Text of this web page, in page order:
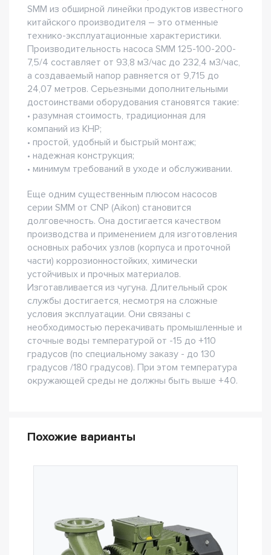
SMM из обширной линейки продуктов известного
китайского производителя – это отменные
технико-эксплуатационные характеристики.
Производительность насоса SMM 125-100-200-
7,5/4 составляет от 93,8 м3/час до 232,4 м3/час,
а создаваемый напор равняется от 9,715 до
24,07 метров. Серьезными дополнительными
достоинствами оборудования становятся такие:
• разумная стоимость, традиционная для
компаний из КНР;
• простой, удобный и быстрый монтаж;
• надежная конструкция;
• минимум требований в уходе и обслуживании.
Еще одним существенным плюсом насосов
серии SMM от CNP (Aikon) становится
долговечность. Она достигается качеством
производства и применением для изготовления
основных рабочих узлов (корпуса и проточной
части) коррозионностойких, химически
устойчивых и прочных материалов.
Изготавливается из чугуна. Длительный срок
службы достигается, несмотря на сложные
условия эксплуатации. Они связаны с
необходимостью перекачивать промышленные и
сточные воды температурой от -15 до +110
градусов (по специальному заказу - до 130
градусов /180 градусов). При этом температура
окружающей среды не должны быть выше +40.
Похожие варианты